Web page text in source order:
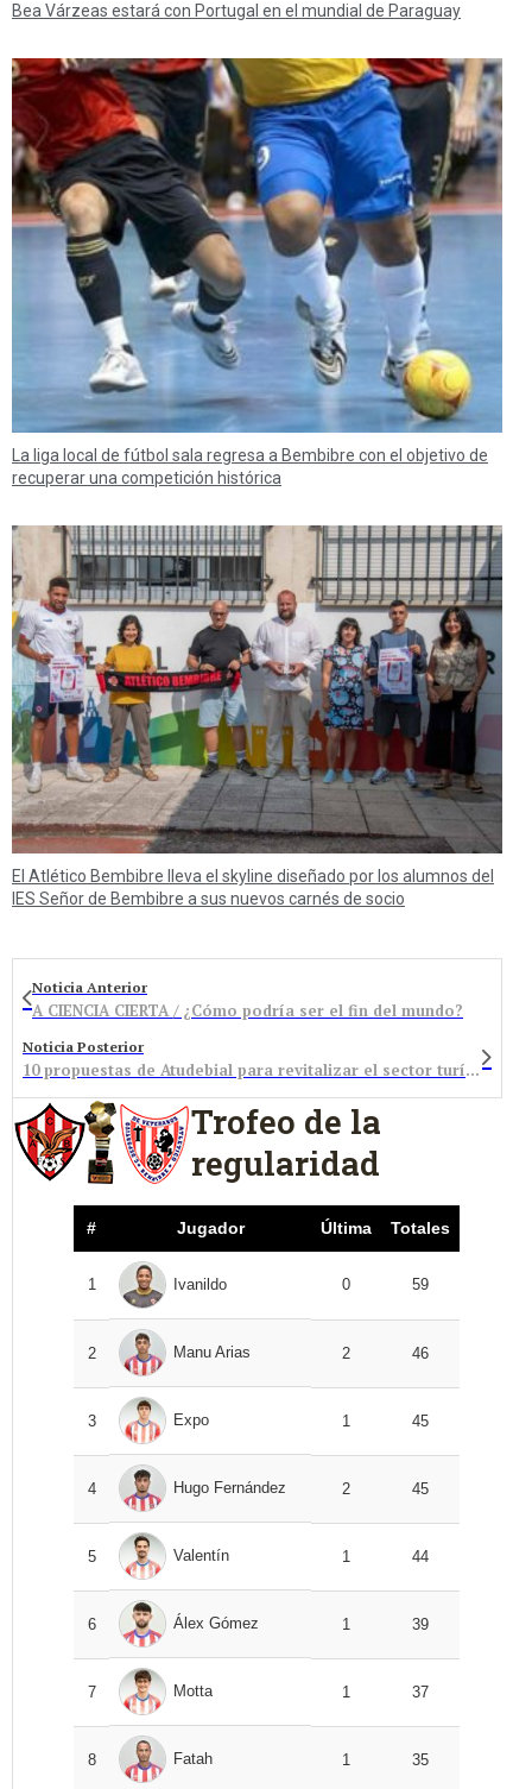
Bea Várzeas estará con Portugal en el mundial de Paraguay
La liga local de fútbol sala regresa a Bembibre con el objetivo de
recuperar una competición histórica
El Atlético Bembibre lleva el skyline diseñado por los alumnos del
IES Señor de Bembibre a sus nuevos carnés de socio
Noticia Anterior
A CIENCIA CIERTA / ¿Cómo podría ser el fin del mundo?
Noticia Posterior
10 propuestas de Atudebial para revitalizar el sector turístico, dirigidas a las distintas opciones políticas que se presentan en Bembibre
Trofeo de la
regularidad
# Jugador Última Totales
1 Ivanildo 0 59
2 Manu Arias 2 46
3 Expo 1 45
4 Hugo Fernández 2 45
5 Valentín 1 44
6 Álex Gómez 1 39
7 Motta 1 37
8 Fatah 1 35